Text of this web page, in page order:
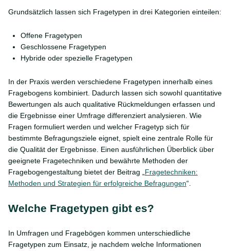
Grundsätzlich lassen sich Fragetypen in drei Kategorien einteilen:
Offene Fragetypen
Geschlossene Fragetypen
Hybride oder spezielle Fragetypen
In der Praxis werden verschiedene Fragetypen innerhalb eines
Fragebogens kombiniert. Dadurch lassen sich sowohl quantitative
Bewertungen als auch qualitative Rückmeldungen erfassen und
die Ergebnisse einer Umfrage differenziert analysieren. Wie
Fragen formuliert werden und welcher Fragetyp sich für
bestimmte Befragungsziele eignet, spielt eine zentrale Rolle für
die Qualität der Ergebnisse. Einen ausführlichen Überblick über
geeignete Fragetechniken und bewährte Methoden der
Fragebogengestaltung bietet der Beitrag „ Fragetechniken:
Methoden und Strategien für erfolgreiche Befragungen“.
Welche Fragetypen gibt es?
In Umfragen und Fragebögen kommen unterschiedliche
Fragetypen zum Einsatz, je nachdem welche Informationen